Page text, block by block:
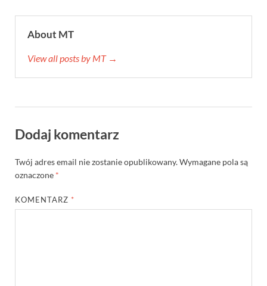
About MT
View all posts by MT →
Dodaj komentarz
Twój adres email nie zostanie opublikowany.Wymagane pola są
oznaczone *
KOMENTARZ *